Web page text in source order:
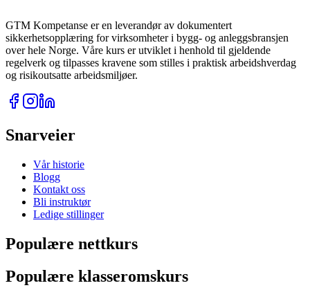
GTM Kompetanse er en leverandør av dokumentert
sikkerhetsopplæring for virksomheter i bygg- og anleggsbransjen
over hele Norge. Våre kurs er utviklet i henhold til gjeldende
regelverk og tilpasses kravene som stilles i praktisk arbeidshverdag
og risikoutsatte arbeidsmiljøer.
Snarveier
Vår historie
Blogg
Kontakt oss
Bli instruktør
Ledige stillinger
Populære nettkurs
Populære klasseromskurs